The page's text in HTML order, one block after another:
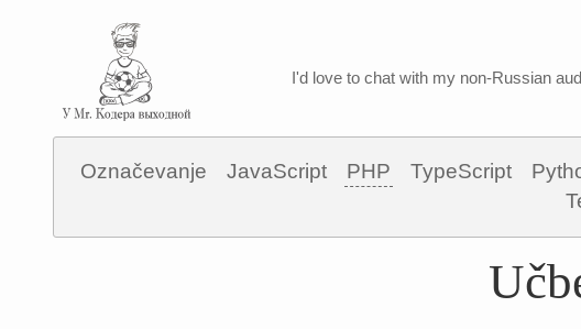
I'd love to chat with my non-Russian
Označevanje JavaScript PHP TypeScript